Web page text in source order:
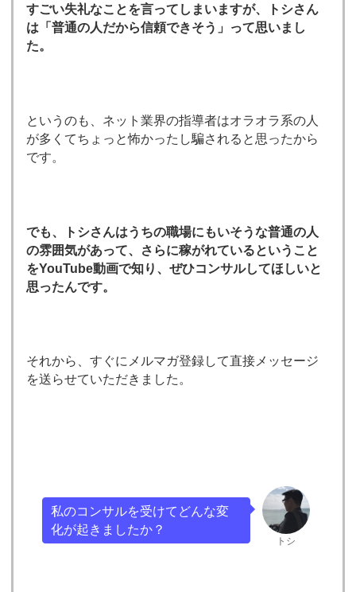
すごい失礼なことを言ってしまいますが、トシさん
は「普通の人だから信頼できそう」って思いまし
た。
というのも、ネット業界の指導者はオラオラ系の人
が多くてちょっと怖かったし騙されると思ったから
です。
でも、トシさんはうちの職場にもいそうな普通の人
の雰囲気があって、さらに稼がれているということ
をYouTube動画で知り、ぜひコンサルしてほしいと
思ったんです。
それから、すぐにメルマガ登録して直接メッセージ
を送らせていただきました。
トシ
私のコンサルを受けてどんな変
化が起きましたか？